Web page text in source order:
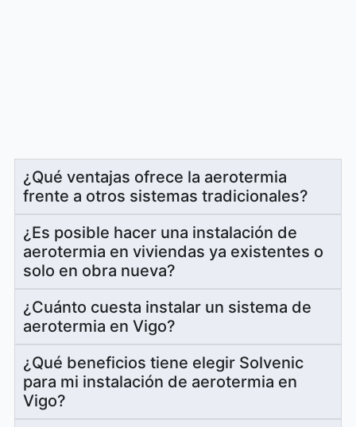
¿Qué ventajas ofrece la aerotermia
frente a otros sistemas tradicionales?
¿Es posible hacer una instalación de
aerotermia en viviendas ya existentes o
solo en obra nueva?
¿Cuánto cuesta instalar un sistema de
aerotermia en Vigo?
¿Qué beneficios tiene elegir Solvenic
para mi instalación de aerotermia en
Vigo?